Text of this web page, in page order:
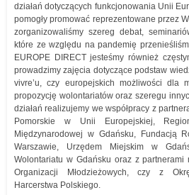
działań dotyczących funkcjonowania Unii
pomogły promować reprezentowane przez
zorganizowaliśmy szereg debat,
które ze względu na pandemię
EUROPE DIRECT jesteśmy również
prowadzimy zajęcia dotyczące podstaw
vivre’u, czy europejskich możliwości dla
propozycję wolontariatów oraz szeregu
działań realizujemy we współpracy z
Pomorskie w Unii Europejskiej,
Międzynarodowej w Gdańsku, Fundacją
Warszawie, Urzędem Miejskim w
Wolontariatu w Gdańsku oraz z
Organizacji Młodzieżowych, czy z
Harcerstwa Polskiego.